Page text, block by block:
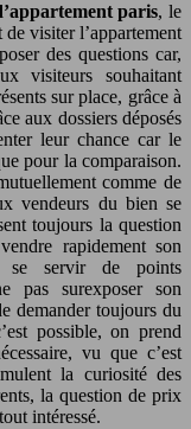
paris, le
visiter l’appartement
des questions car,
visiteurs souhaitant
sur place, grâce à
aux dossiers déposés
leur chance car le
pour la comparaison.
comme de
vendeurs du bien se
toujours la question
rapidement son
se servir de points
pas surexposer son
demander toujours du
possible, on prend
vu que c’est
la curiosité des
la question de prix
intéressé.